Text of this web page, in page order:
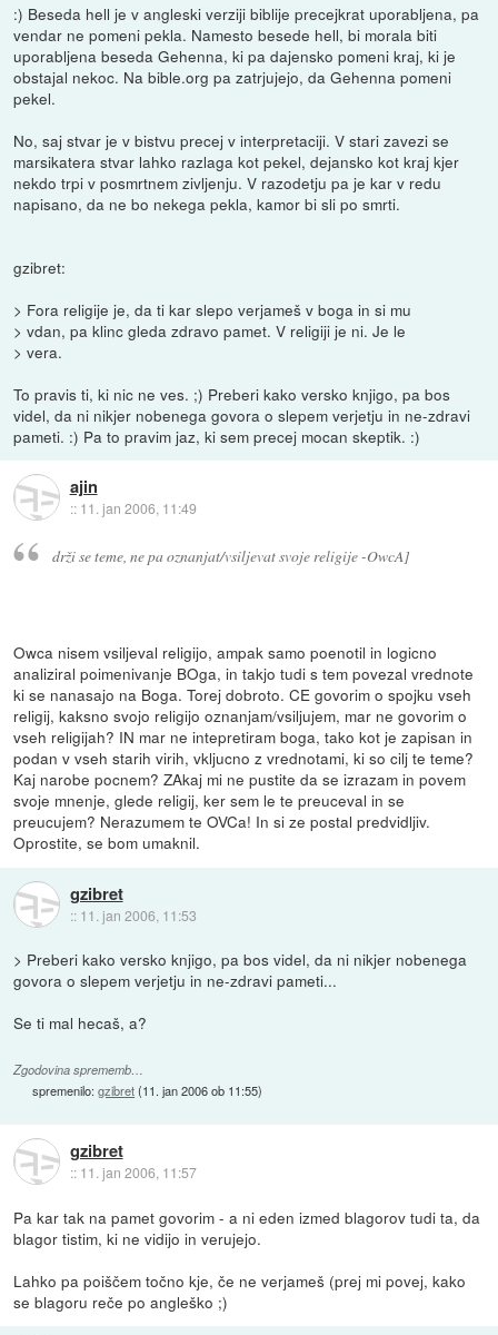
:) Beseda hell je v angleski verziji biblije precejkrat uporabljena, pa
vendar ne pomeni pekla. Namesto besede hell, bi morala biti
uporabljena beseda Gehenna, ki pa dajensko pomeni kraj, ki je
obstajal nekoc. Na bible.org pa zatrjujejo, da Gehenna pomeni
pekel.
No, saj stvar je v bistvu precej v interpretaciji. V stari zavezi se
marsikatera stvar lahko razlaga kot pekel, dejansko kot kraj kjer
nekdo trpi v posmrtnem zivljenju. V razodetju pa je kar v redu
napisano, da ne bo nekega pekla, kamor bi sli po smrti.
gzibret:
> Fora religije je, da ti kar slepo verjameš v boga in si mu
> vdan, pa klinc gleda zdravo pamet. V religiji je ni. Je le
> vera.
To pravis ti, ki nic ne ves. ;) Preberi kako versko knjigo, pa bos
videl, da ni nikjer nobenega govora o slepem verjetju in ne-zdravi
pameti. :) Pa to pravim jaz, ki sem precej mocan skeptik. :)
ajin
:: 11. jan 2006, 11:49
drži se teme, ne pa oznanjat/vsiljevat svoje religije -OwcA]
Owca nisem vsiljeval religijo, ampak samo poenotil in logicno
analiziral poimenivanje BOga, in takjo tudi s tem povezal vrednote
ki se nanasajo na Boga. Torej dobroto. CE govorim o spojku vseh
religij, kaksno svojo religijo oznanjam/vsiljujem, mar ne govorim o
vseh religijah? IN mar ne intepretiram boga, tako kot je zapisan in
podan v vseh starih virih, vkljucno z vrednotami, ki so cilj te teme?
Kaj narobe pocnem? ZAkaj mi ne pustite da se izrazam in povem
svoje mnenje, glede religij, ker sem le te preuceval in se
preucujem? Nerazumem te OVCa! In si ze postal predvidljiv.
Oprostite, se bom umaknil.
gzibret
:: 11. jan 2006, 11:53
> Preberi kako versko knjigo, pa bos videl, da ni nikjer nobenega
govora o slepem verjetju in ne-zdravi pameti...
Se ti mal hecaš, a?
Zgodovina sprememb…
spremenilo:gzibret(11. jan 2006 ob 11:55)
gzibret
:: 11. jan 2006, 11:57
Pa kar tak na pamet govorim - a ni eden izmed blagorov tudi ta, da
blagor tistim, ki ne vidijo in verujejo.
Lahko pa poiščem točno kje, če ne verjameš (prej mi povej, kako
se blagoru reče po angleško ;)